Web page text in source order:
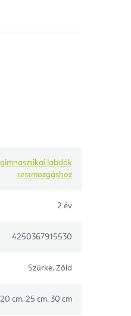
labdák
testmozgáshoz
2 év
4250367915530
Szürke, Zöld
20 cm, 25 cm, 30 cm